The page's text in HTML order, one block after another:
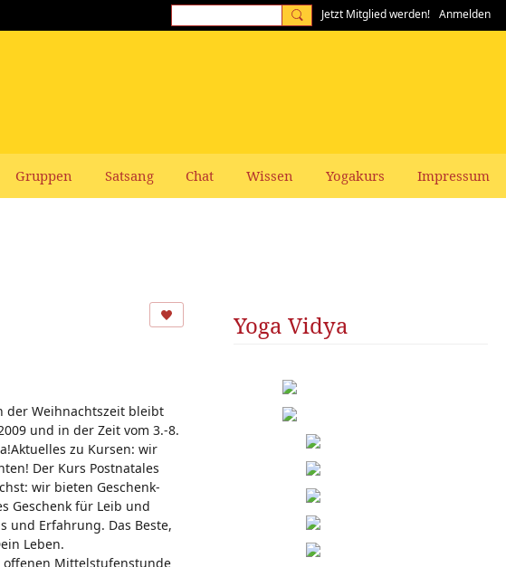
Jetzt Mitglied werden! Anmelden
Gruppen Satsang Chat Wissen Yogakurs Impressum
der Weihnachtszeit bleibt
und in der Zeit vom 3.-8.
zu Kursen: wir
Der Kurs Postnatales
wir bieten Geschenk-
Geschenk für Leib und
und Erfahrung. Das Beste,
Leben.
offenen Mittelstufenstunde
Yoga Vidya